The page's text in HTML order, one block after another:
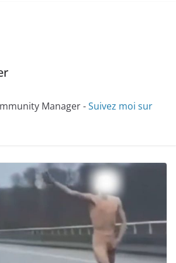
Manager -Suivez moi sur